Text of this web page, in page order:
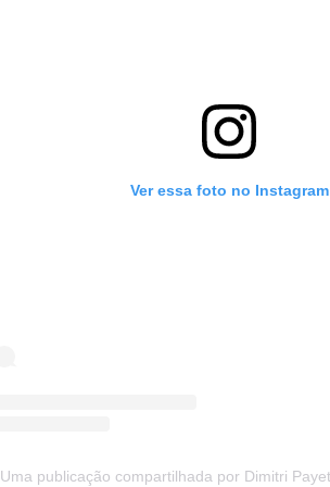
Ver essa foto no Instagram
Uma publicação compartilhada por Dimitri